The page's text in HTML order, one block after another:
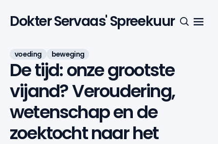
Dokter Servaas' Spreekuur
voeding beweging
De tijd: onze grootste
vijand? Veroudering,
wetenschap en de
zoektocht naar het